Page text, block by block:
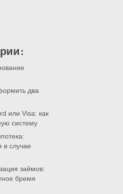
два
или Visa: как
систему
в случае
займов:
бремя